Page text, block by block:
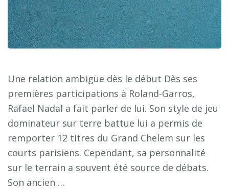
Une relation ambigüe dès le début Dès ses
premières participations à Roland-Garros,
Rafael Nadal a fait parler de lui. Son style de jeu
dominateur sur terre battue lui a permis de
remporter 12 titres du Grand Chelem sur les
courts parisiens. Cependant, sa personnalité
sur le terrain a souvent été source de débats.
Son ancien …